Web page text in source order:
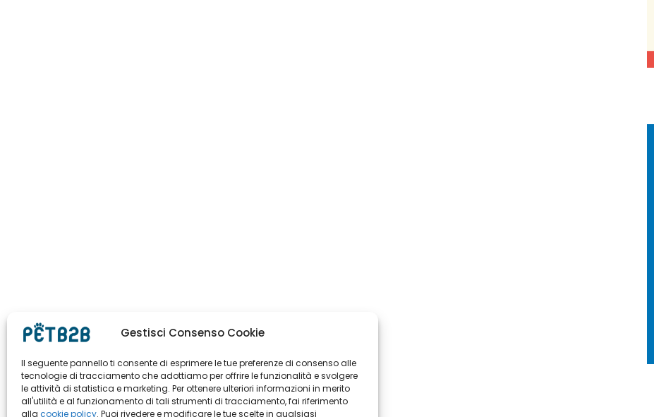
Gestisci Consenso Cookie
Il seguente pannello ti consente di esprimere le tue preferenze di consenso alle
tecnologie di tracciamento che adottiamo per offrire le funzionalità e svolgere
le attività di statistica e marketing. Per ottenere ulteriori informazioni in merito
all'utilità e al funzionamento di tali strumenti di tracciamento, fai riferimento
alla cookie policy. Puoi rivedere e modificare le tue scelte in qualsiasi